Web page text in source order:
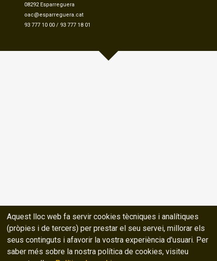
08292 Esparreguera
oac@esparreguera.cat
93 777 10 00 / 93 777 18 01
Aquest lloc web fa servir cookies tècniques i analítiques
(pròpies i de tercers) per prestar el seu servei, millorar els
seus continguts i afavorir la vostra experiència d'usuari. Per
saber més sobre la nostra política de cookies, visiteu